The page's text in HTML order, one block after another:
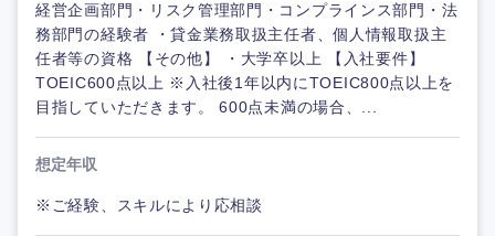
経営企画部門・リスク管理部門・コンプラインス部門・法
務部門の経験者 ・貸金業務取扱主任者、個人情報取扱主
任者等の資格 【その他】 ・大学卒以上 【入社要件】
TOEIC600点以上 ※入社後1年以内にTOEIC800点以上を
目指していただきます。 600点未満の場合、...
想定年収
※ご経験、スキルにより応相談